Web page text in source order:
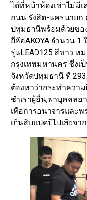
ได้ที่หน้าห้องเช่าไม่มี
ถนน รังสิต-นครนายก
ปทุมธานีพร้อมด้วยขอ
ยี่ห้อAKOYA จำนวน 1
รุ่นLEAD125 สีขาว ห
กรุงเทพมหานคร ซึ่งเ
จังหวัดปทุมธานี ที่
ต้องหาว่ากระทำควา
ชำเราผู้อื่น,พาบุคคลอ
เพื่อการอนาจารและพ
เกินสิบแปดปีไปเสียจา